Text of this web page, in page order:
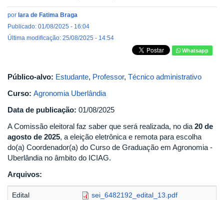
por Iara de Fatima Braga
Publicado: 01/08/2025 - 16:04
Última modificação: 25/08/2025 - 14:54
Whatsapp
Público-alvo: Estudante, Professor, Técnico administrativo
Curso: Agronomia Uberlândia
Data de publicação: 01/08/2025
A Comissão eleitoral faz saber que será realizada, no dia 20 de
agosto de 2025, a eleição eletrônica e remota para escolha
do(a) Coordenador(a) do Curso de Graduação em Agronomia -
Uberlândia no âmbito do ICIAG.
Arquivos:
Edital sei_6482192_edital_13.pdf